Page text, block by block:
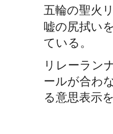
五輪の聖火
嘘の尻拭い
ている。
リレーラン
ールが合わ
る意思表示